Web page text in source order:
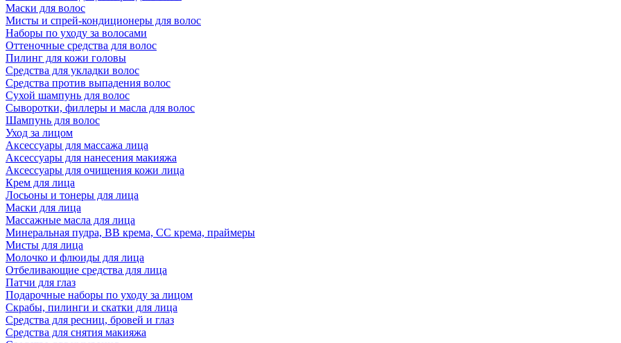
Маски для волос
Мисты и спрей-кондиционеры для волос
Наборы по уходу за волосами
Оттеночные средства для волос
Пилинг для кожи головы
Средства для укладки волос
Средства против выпадения волос
Сухой шампунь для волос
Сыворотки, филлеры и масла для волос
Шампунь для волос
Уход за лицом
Аксессуары для массажа лица
Аксессуары для нанесения макияжа
Аксессуары для очищения кожи лица
Крем для лица
Лосьоны и тонеры для лица
Маски для лица
Массажные масла для лица
Минеральная пудра, BB крема, СС крема, праймеры
Мисты для лица
Молочко и флюиды для лица
Отбеливающие средства для лица
Патчи для глаз
Подарочные наборы по уходу за лицом
Скрабы, пилинги и скатки для лица
Средства для ресниц, бровей и глаз
Средства для снятия макияжа